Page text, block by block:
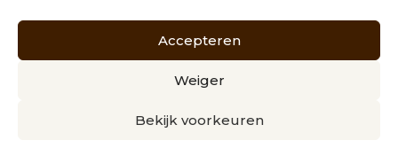
Accepteren
Weiger
Bekijk voorkeuren
ABONNEREN